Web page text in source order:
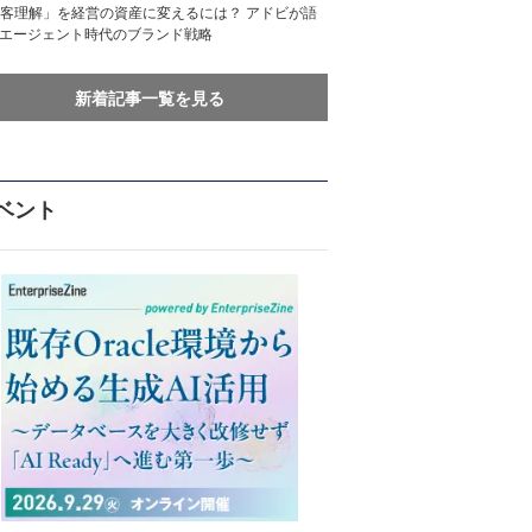
客理解」を経営の資産に変えるには？ アドビが語
ージェント時代のブランド戦略
新着記事一覧を見る
ント